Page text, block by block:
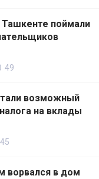
Ташкенте поймали
49
возможный
на вклады
45
ворвался в дом